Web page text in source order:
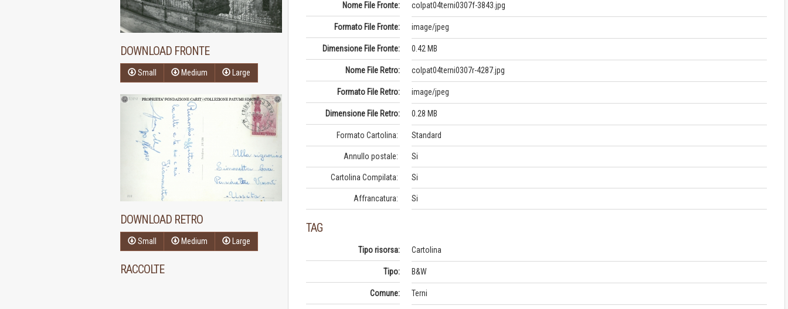
DOWNLOAD FRONTE
Small Medium Large
DOWNLOAD RETRO
Small Medium Large
RACCOLTE
Nome File Fronte: colpat04terni0307f-3843.jpg
Formato File Fronte: image/jpeg
Dimensione File Fronte: 0.42 MB
Nome File Retro: colpat04terni0307r-4287.jpg
Formato File Retro: image/jpeg
Dimensione File Retro: 0.28 MB
Formato Cartolina: Standard
Annullo postale: Si
Cartolina Compilata: Si
Affrancatura: Si
TAG
Tipo risorsa: Cartolina
Tipo: B&W
Comune: Terni